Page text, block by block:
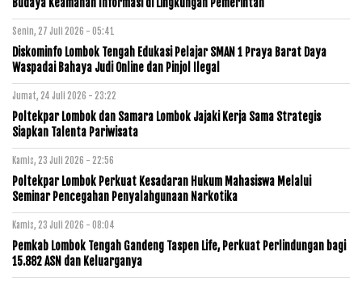
Senin, 27 Juli 2026 - 05:41
Diskominfo Lombok Tengah Edukasi Pelajar SMAN 1 Praya Barat Daya
Waspadai Bahaya Judi Online dan Pinjol Ilegal
Jumat, 24 Juli 2026 - 23:22
Poltekpar Lombok dan Samara Lombok Jajaki Kerja Sama Strategis
Siapkan Talenta Pariwisata
Kamis, 23 Juli 2026 - 22:56
Poltekpar Lombok Perkuat Kesadaran Hukum Mahasiswa Melalui
Seminar Pencegahan Penyalahgunaan Narkotika
Kamis, 23 Juli 2026 - 08:04
Pemkab Lombok Tengah Gandeng Taspen Life, Perkuat Perlindungan bagi
15.882 ASN dan Keluarganya